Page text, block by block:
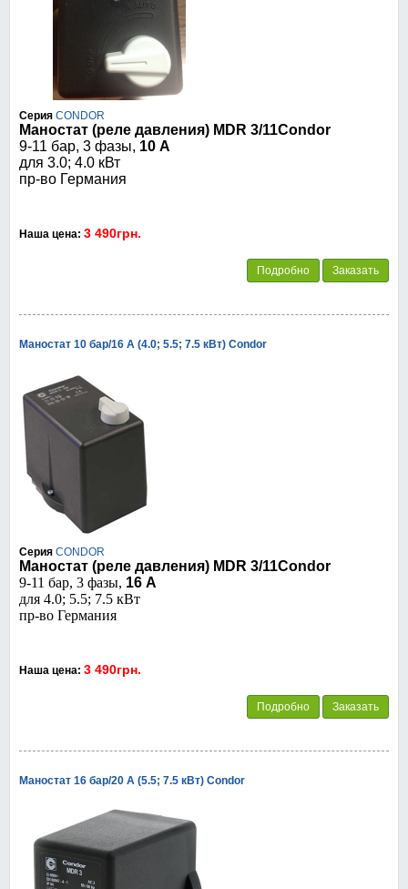
Серия CONDOR
Маностат (реле давления) MDR 3/11Condor
9-11 бар, 3 фазы, 10 А
для 3.0; 4.0 кВт
пр-во Германия
Наша цена: 3 490грн.
Подробно Заказать
Маностат 10 бар/16 А (4.0; 5.5; 7.5 кВт) Condor
Серия CONDOR
Маностат (реле давления) MDR 3/11Condor
9-11 бар, 3 фазы, 16 А
для 4.0; 5.5; 7.5 кВт
пр-во Германия
Наша цена: 3 490грн.
Подробно Заказать
Маностат 16 бар/20 А (5.5; 7.5 кВт) Condor